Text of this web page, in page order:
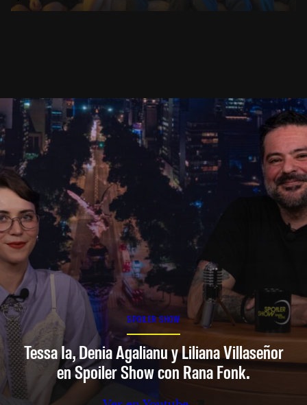
SPOILER SHOW
Tessa Ia, Denia Agalianu y Liliana Villaseñor
en Spoiler Show con Rana Fonk.